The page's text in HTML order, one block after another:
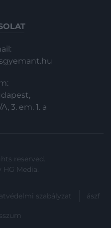
3. em. 1. a
reserved.
HG Media.
szabályzat ászf